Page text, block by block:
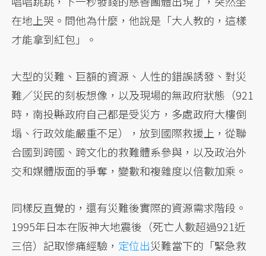
在地上哭。問他為什麼，他說是「大人教的，這樣
才能拿到紅包」。
大型的災難、巨額的資源、人性的錯誤誘發、對災
難／災民的刻板想像，以及現場的無政府狀態（921
時，南投縣政府自己都是受災方，多處政府大樓倒
塌、行政效能嚴重不足），放到國際救援上，從聯
合國到跨國、跨文化的救難體系參與，以及政治外
交和媒體版面的爭奪，變數和複雜度以倍數加乘。
同樣反直覺的，還有災難後實際的資源需求階段。
1995年日本在阪神大地震後（死亡人數超過921近
三倍）記取慘痛經驗， 定位出災難當下的「緊急救